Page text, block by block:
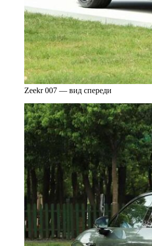
Zeekr 007 — вид спереди